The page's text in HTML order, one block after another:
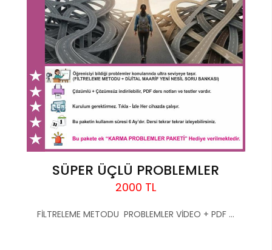
SÜPER ÜÇLÜ PROBLEMLER
2000 TL
FİLTRELEME METODU PROBLEMLER VİDEO + PDF ...